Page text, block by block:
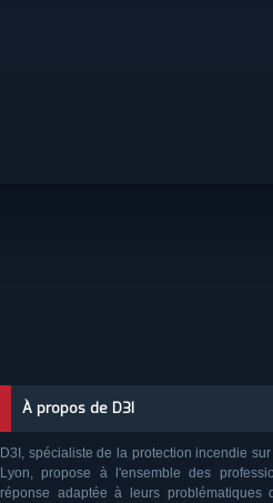
À propos de D3I
D3I, spécialiste de la protection incendie
Lyon, propose à l'ensemble des
réponse adaptée à leurs problématiques